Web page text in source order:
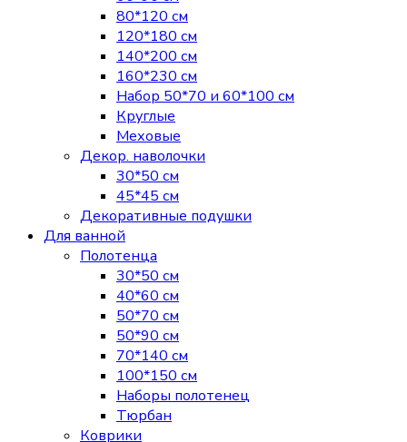
80*120 см
120*180 см
140*200 см
160*230 см
Набор 50*70 и 60*100 см
Круглые
Меховые
Декор. наволочки
30*50 см
45*45 см
Декоративные подушки
Для ванной
Полотенца
30*50 см
40*60 см
50*70 см
50*90 см
70*140 см
100*150 см
Наборы полотенец
Тюрбан
Коврики